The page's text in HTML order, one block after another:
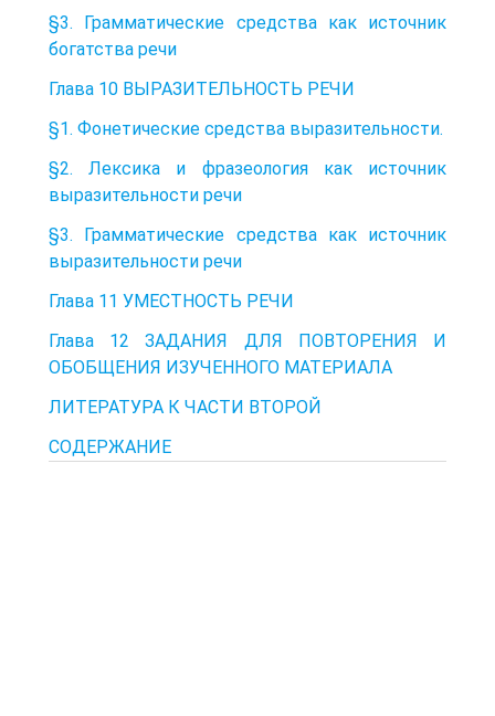
§3. Грамматические средства как источник
богатства речи
Глава 10 ВЫРАЗИТЕЛЬНОСТЬ РЕЧИ
§1. Фонетические средства выразительности.
§2. Лексика и фразеология как источник
выразительности речи
§3. Грамматические средства как источник
выразительности речи
Глава 11 УМЕСТНОСТЬ РЕЧИ
Глава 12 ЗАДАНИЯ ДЛЯ ПОВТОРЕНИЯ И
ОБОБЩЕНИЯ ИЗУЧЕННОГО МАТЕРИАЛА
ЛИТЕРАТУРА К ЧАСТИ ВТОРОЙ
СОДЕРЖАНИЕ